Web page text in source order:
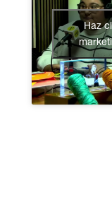
Haz